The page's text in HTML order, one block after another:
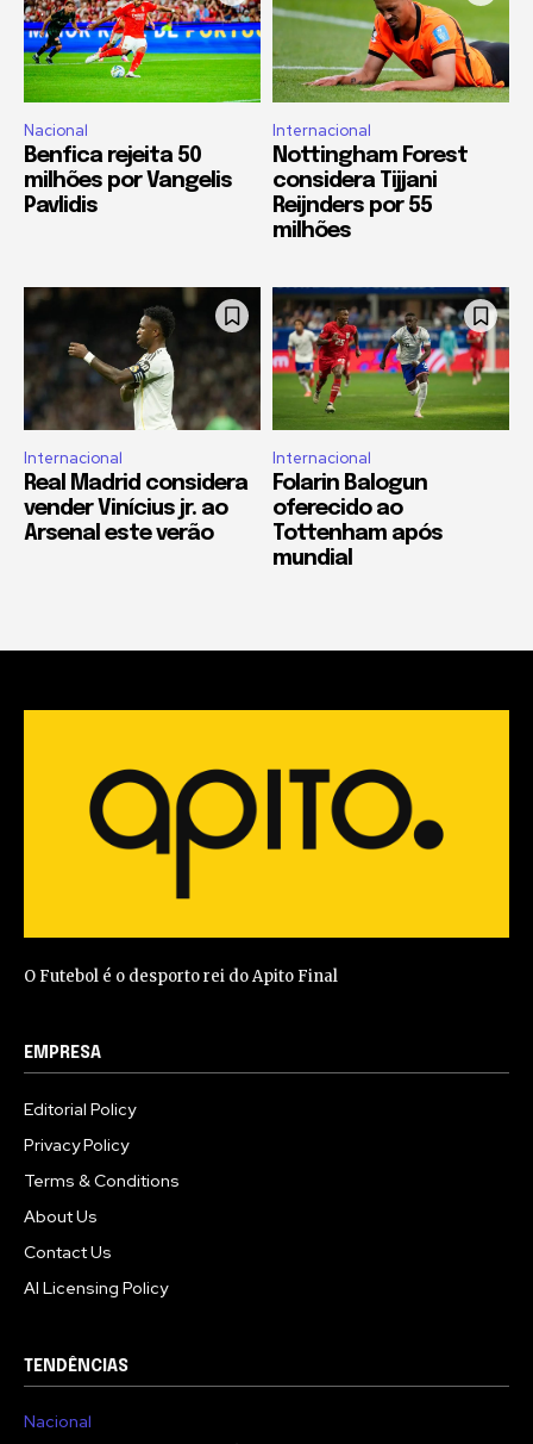
Nacional
Benfica rejeita 50
milhões por Vangelis
Pavlidis
Internacional
Nottingham Forest
considera Tijjani
Reijnders por 55
milhões
Internacional
Real Madrid considera
vender Vinícius jr. ao
Arsenal este verão
Internacional
Folarin Balogun
oferecido ao
Tottenham após
mundial
O Futebol é o desporto rei do Apito Final
EMPRESA
Editorial Policy
Privacy Policy
Terms & Conditions
About Us
Contact Us
AI Licensing Policy
TENDÊNCIAS
Nacional